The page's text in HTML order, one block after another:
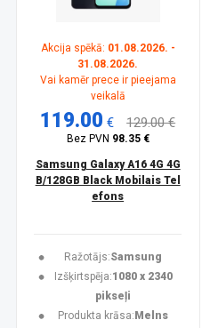
Akcija spēkā: 01.08.2026. -
31.08.2026.
Vai kamēr prece ir pieejama
veikalā
119.00 € 129.00 €
Bez PVN 98.35 €
Samsung Galaxy A16 4G 4G
B/128GB Black Mobilais Tel
efons
Ražotājs:Samsung
Izšķirtspēja:1080 x 2340
pikseļi
Produkta krāsa: Melns